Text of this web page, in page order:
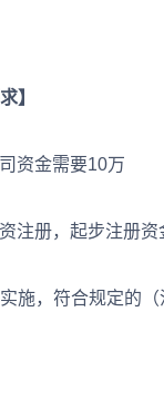
】
资金需要10万
册，起步注册资
，符合规定的（